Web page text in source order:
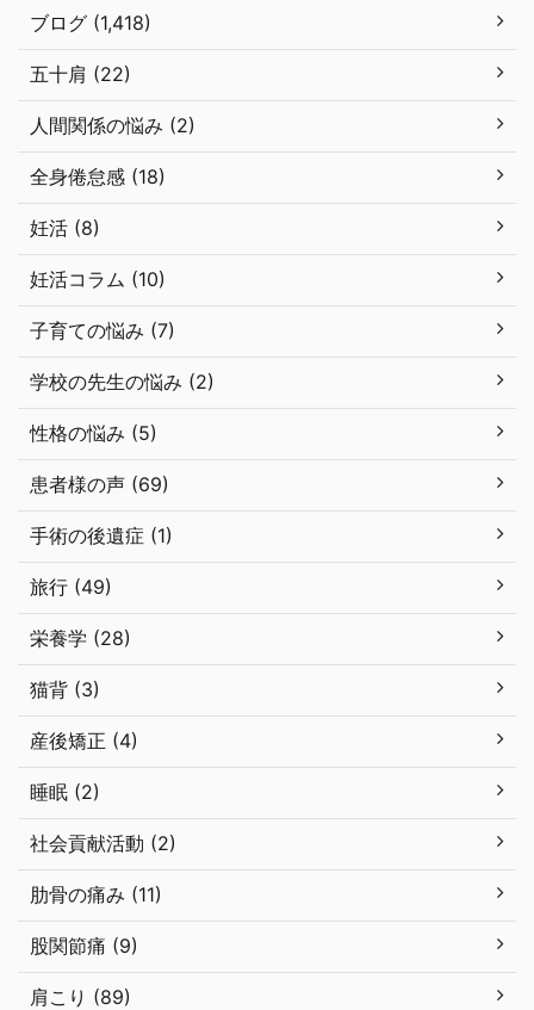
ブログ (1,418)
五十肩 (22)
人間関係の悩み (2)
全身倦怠感 (18)
妊活 (8)
妊活コラム (10)
子育ての悩み (7)
学校の先生の悩み (2)
性格の悩み (5)
患者様の声 (69)
手術の後遺症 (1)
旅行 (49)
栄養学 (28)
猫背 (3)
産後矯正 (4)
睡眠 (2)
社会貢献活動 (2)
肋骨の痛み (11)
股関節痛 (9)
肩こり (89)